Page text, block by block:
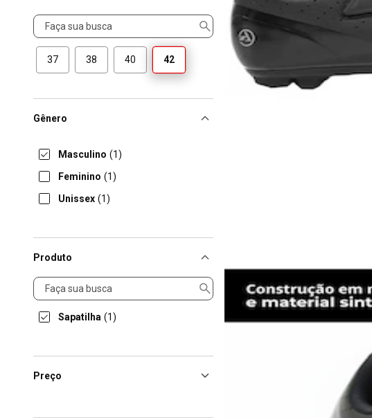
Tamanho
37 38 40 42
Gênero
Masculino (1)
Feminino (1)
Unissex (1)
Produto
Produto
Sapatilha (1)
Preço